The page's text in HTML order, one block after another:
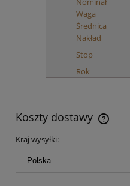
Waga
Średnica
Nakład
Stop
Rok
Koszty dostawy
Cena nie zawiera
Kraj wysyłki: